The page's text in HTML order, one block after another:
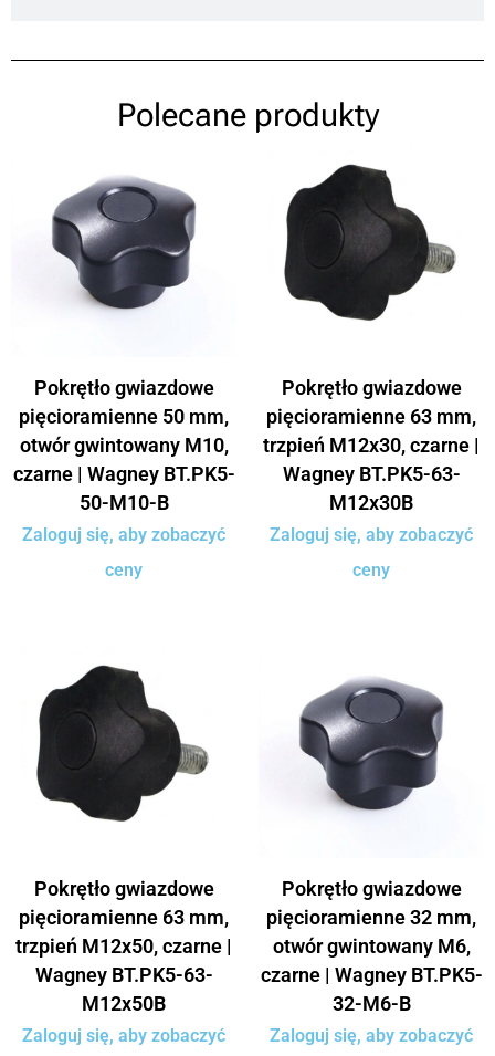
Polecane produkty
Pokrętło gwiazdowe
pięcioramienne 50 mm,
otwór gwintowany M10,
czarne | Wagney BT.PK5-
50-M10-B
Zaloguj się, aby zobaczyć
ceny
Pokrętło gwiazdowe
pięcioramienne 63 mm,
trzpień M12x30, czarne |
Wagney BT.PK5-63-
M12x30B
Zaloguj się, aby zobaczyć
ceny
Pokrętło gwiazdowe
pięcioramienne 63 mm,
trzpień M12x50, czarne |
Wagney BT.PK5-63-
M12x50B
Zaloguj się, aby zobaczyć
Pokrętło gwiazdowe
pięcioramienne 32 mm,
otwór gwintowany M6,
czarne | Wagney BT.PK5-
32-M6-B
Zaloguj się, aby zobaczyć